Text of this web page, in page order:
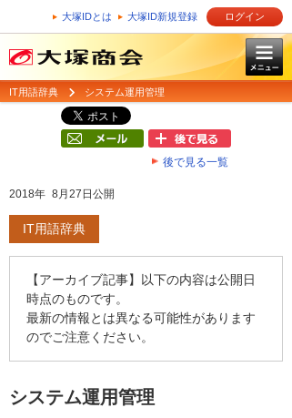
大塚IDとは 大塚ID新規登録 ログイン
IT用語辞典 システム運用管理
後で見る一覧
2018年 8月27日公開
IT用語辞典
【アーカイブ記事】以下の内容は公開日
時点のものです。
最新の情報とは異なる可能性があります
のでご注意ください。
システム運用管理